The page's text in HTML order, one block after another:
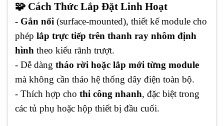
🧩 Cách Thức Lắp Đặt Linh Hoạt
- Gắn nổi (surface-mounted), thiết kế module cho
phép lắp trực tiếp trên thanh ray nhôm định
hình theo kiểu rãnh trượt.
- Dễ dàng tháo rời hoặc lắp mới từng module
mà không cần tháo hệ thống dây điện toàn bộ.
- Thích hợp cho thi công nhanh, đặc biệt trong
các tủ phụ hoặc hộp thiết bị đầu cuối.